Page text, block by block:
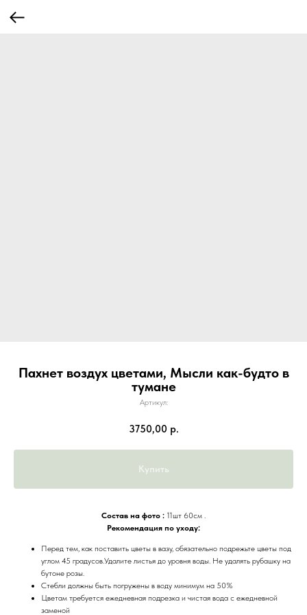
Пахнет воздух цветами, Мысли как-будто в
тумане
Артикул:
3750,00 р.
Купить
Состав на фото : 11шт 60см .
Рекомендация по уходу:
Перед тем, как поставить цветы в вазу, обязательно подрежьте цветы под
углом 45 градусов.Удалите листья до уровня воды. Не удалять рубашку на
бутоне розы.
Стебли должны быть погружены в воду минимум на 50%
Цветам требуется ежедневная подрезка и чистая вода с ежедневной
заменой